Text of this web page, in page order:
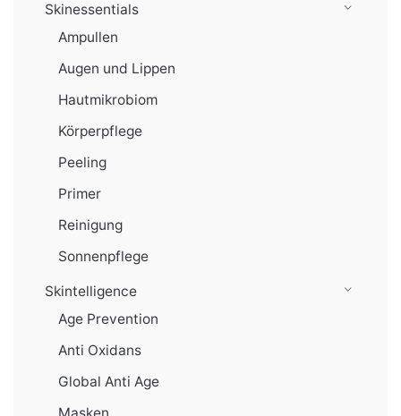
Skinessentials
Ampullen
Augen und Lippen
Hautmikrobiom
Körperpflege
Peeling
Primer
Reinigung
Sonnenpflege
Skintelligence
Age Prevention
Anti Oxidans
Global Anti Age